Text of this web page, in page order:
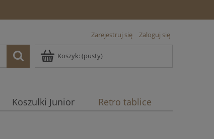
Zarejestruj się Zaloguj się
Koszyk:(pusty)
Koszulki Junior
Retro tablice